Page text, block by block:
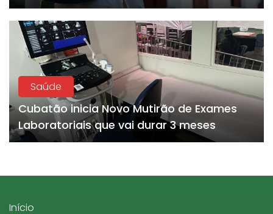
Saúde
Cubatão inicia Novo Mutirão de Exames
Laboratoriais que vai durar 3 meses
Início